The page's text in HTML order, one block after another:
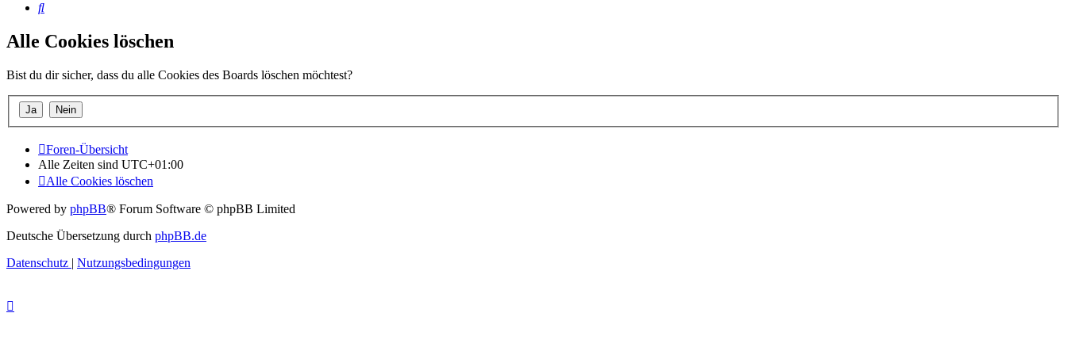
Suche
Alle Cookies löschen
Bist du dir sicher, dass du alle Cookies des Boards löschen möchtest?
Foren-Übersicht
Alle Zeiten sind UTC+01:00
Alle Cookies löschen
Powered by phpBB® Forum Software © phpBB Limited
Deutsche Übersetzung durch phpBB.de
Datenschutz | Nutzungsbedingungen